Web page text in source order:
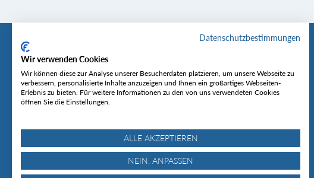
Tourentipp
Über uns
Wetter & Lawinenlage
Datenschutzbestimmungen
Wir verwenden Cookies
Wir können diese zur Analyse unserer Besucherdaten platzieren, um unsere Webseite zu
verbessern, personalisierte Inhalte anzuzeigen und Ihnen ein großartiges Webseiten-
Erlebnis zu bieten. Für weitere Informationen zu den von uns verwendeten Cookies
öffnen Sie die Einstellungen.
ALLE AKZEPTIEREN
NEIN, ANPASSEN